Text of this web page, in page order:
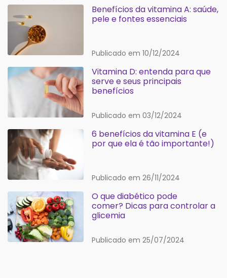
Benefícios da vitamina A: saúde,
pele e fontes essenciais
Publicado em 10/12/2024
Vitamina D: entenda para que
serve e seus principais
benefícios
Publicado em 03/12/2024
6 benefícios da vitamina E (e
por que ela é tão importante!)
Publicado em 26/11/2024
O que diabético pode
comer? Dicas para controlar a
glicemia
Publicado em 25/07/2024